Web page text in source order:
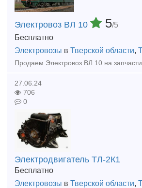
Электровоз ВЛ 10 5/5
Бесплатно
Электровозы в Тверской области,
27.06.24
706
0
Электродвигатель ТЛ-2К1
Бесплатно
Электровозы в Тверской области,